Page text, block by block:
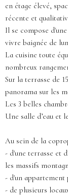
en étage élevé,
récente et
Il se compose
vivre baignée de
La cuisine toute
nombreux
Sur la terrasse de
panorama sur les
Les 3 belles
Une salle d’eau et
Au sein de la
- d'une terrasse et
les massifs
- d'un appartement
- de plusieurs